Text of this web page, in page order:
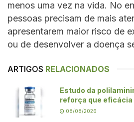
menos uma vez na vida. No
pessoas precisam de mais
apresentarem maior risco de
ou de desenvolver a doença
ARTIGOS RELACIONADOS
Estudo da
reforça que eficácia
08/08/2026